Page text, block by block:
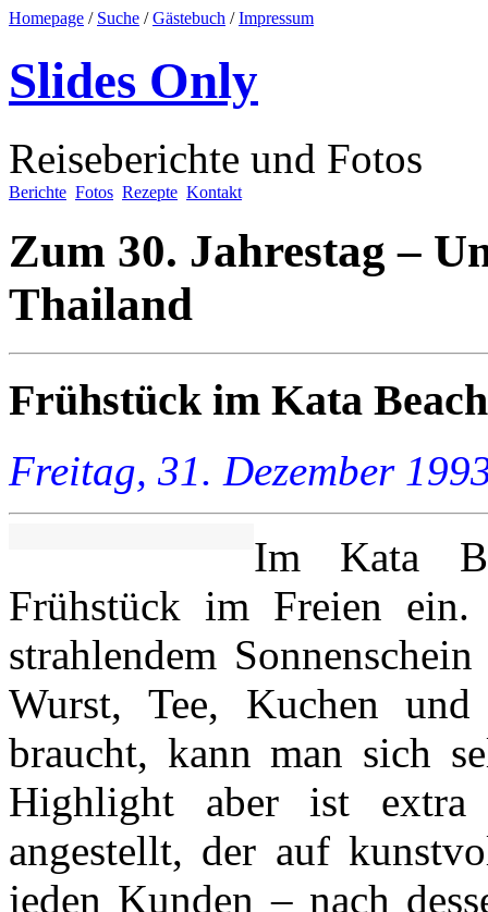
Homepage / Suche /Gästebuch /Impressum
Slides Only
Reiseberichte und Fotos
Berichte Fotos Rezepte Kontakt
Zum 30. Jahrestag –
Thailand
Frühstück im Kata
Freitag, 31. Dezember
Im Kata
Frühstück im Freien
strahlendem
Wurst, Tee, Kuchen
braucht, kann man sich
Highlight aber ist extra
angestellt, der auf
jeden Kunden – nach